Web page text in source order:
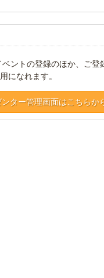
ントの登録のほか、ご
になれます。
ンター管理画面はこちらか